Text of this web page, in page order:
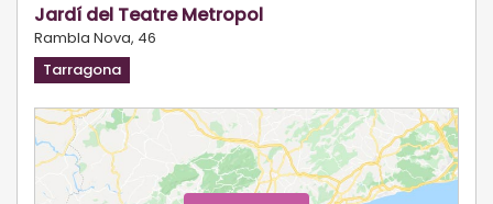
Jardí del Teatre Metropol
Rambla Nova, 46
Tarragona